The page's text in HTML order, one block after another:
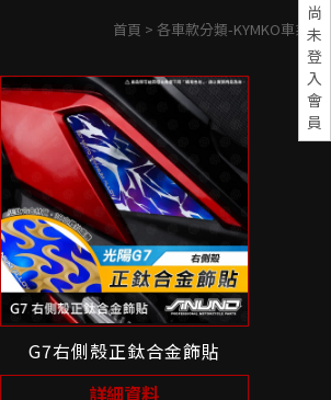
尚
未
登
入
會
員
首頁 > 各車款分類-KYMKO車系
G7右側殼正鈦合金飾貼
詳細資料